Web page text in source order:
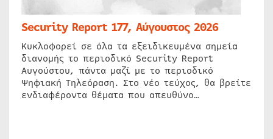
Security Report 177, Αύγουστος 2026
Κυκλοφορεί σε όλα τα εξειδικευμένα σημεία
διανομής το περιοδικό Security Report
Αυγούστου, πάντα μαζί με το περιοδικό
Ψηφιακή Τηλεόραση. Στο νέο τεύχος, θα βρείτε
ενδιαφέροντα θέματα που απευθύνο…